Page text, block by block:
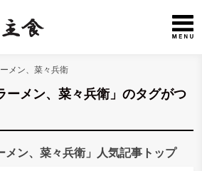
メン、菜々兵衛
ーメン、菜々兵衛」のタグがつ
メン、菜々兵衛」人気記事トップ